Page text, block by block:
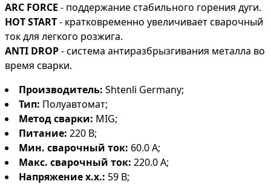
ARC FORCE - поддержание стабильного горения дуги.
HOT START- кратковременно увеличивает сварочный
ток для легкого розжига.
ANTI DROP- система антиразбрызгивания металла во
время сварки.
Производитель: Shtenli Germany;
Тип: Полуавтомат;
Метод сварки: MIG;
Питание: 220 В;
Мин. сварочный ток: 60.0 А;
Макс. сварочный ток: 220.0 А;
Напряжение х.х.: 59 В;